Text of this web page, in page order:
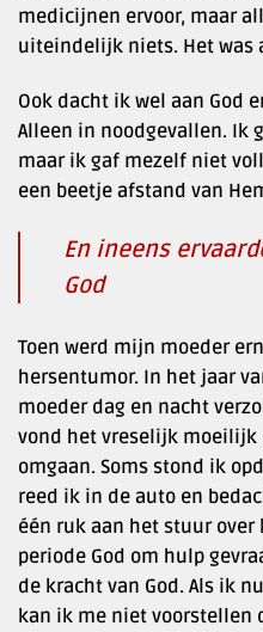
medicijnen ervoor, maar
uiteindelijk niets. Het
Ook dacht ik wel aan God
Alleen in noodgevallen. Ik
maar ik gaf mezelf niet
een beetje afstand van
En ineens
God
Toen werd mijn moeder
hersentumor. In het jaar
moeder dag en nacht
vond het vreselijk moeilijk
omgaan. Soms stond ik
reed ik in de auto en
één ruk aan het stuur
periode God om hulp
de kracht van God. Als ik
kan ik me niet voorstellen